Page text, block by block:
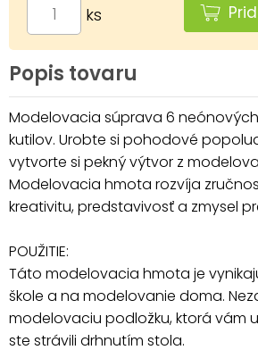
ks
Popis tovaru
Modelovacia súprava 6
kutilov. Urobte si pohodové
vytvorte si pekný výtvor z
Modelovacia hmota rozvíja
kreativitu, predstavivosť a zmysel
POUŽITIE:
Táto modelovacia hmota je
škole a na modelovanie doma.
modelovaciu podložku, ktorá vám
ste strávili drhnutím stola.